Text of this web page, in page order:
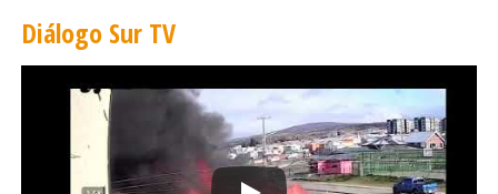
reforzar las medidas de autocuidado para prevenir
contagios y cuidar lo que hemos avanzado. Es por eso
que se insiste en el autocuidado en todas las acciones
diarias, como son el frecuente lavado de manos con
agua y jabón, complementando con alcohol gel, uso
adecuado de mascarilla, distanciamiento físico y la
Diálogo Sur TV